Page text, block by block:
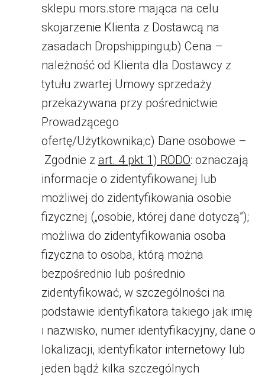
sklepu mors.store mająca na celu
skojarzenie Klienta z Dostawcą na
zasadach Dropshippingu;b) Cena –
należność od Klienta dla Dostawcy z
tytułu zwartej Umowy sprzedaży
przekazywana przy pośrednictwie
Prowadzącego
ofertę/Użytkownika;c) Dane osobowe –
Zgodnie z art. 4 pkt 1) RODO: oznaczają
informacje o zidentyfikowanej lub
możliwej do zidentyfikowania osobie
fizycznej („osobie, której dane dotyczą”);
możliwa do zidentyfikowania osoba
fizyczna to osoba, którą można
bezpośrednio lub pośrednio
zidentyfikować, w szczególności na
podstawie identyfikatora takiego jak imię
i nazwisko, numer identyfikacyjny, dane o
lokalizacji, identyfikator internetowy lub
jeden bądź kilka szczególnych